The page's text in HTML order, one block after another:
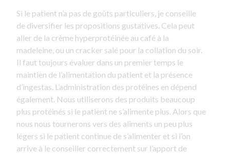
Si le patient n’a pas de goûts particuliers, je conseille
de diversifier les propositions gustatives. Cela peut
aller de la crème hyperprotéinée au café à la
madeleine, ou un cracker salé pour la collation du soir.
Il faut toujours évaluer dans un premier temps le
maintien de l’alimentation du patient et la présence
d’ingestas. L’administration des protéines en dépend
également. Nous utiliserons des produits beaucoup
plus protéinés si le patient ne s’alimente plus. Alors que
nous nous tournerons vers des aliments un peu plus
légers si le patient continue de s’alimenter et si l’on
arrive à le conseiller correctement sur l’apport de